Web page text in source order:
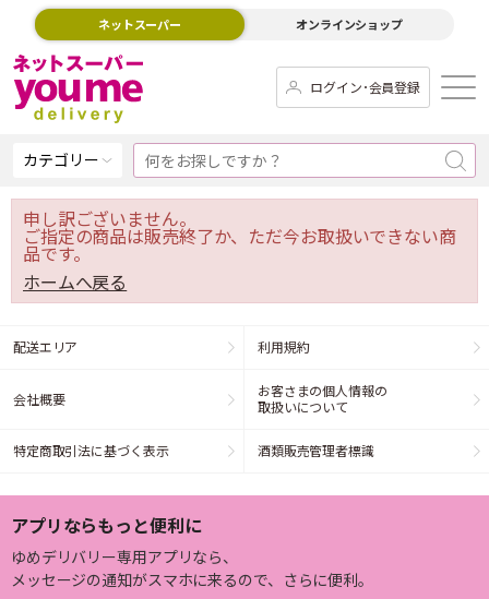
ネットスーパー オンラインショップ
ログイン･会員登録
カテゴリー
申し訳ございません。
ご指定の商品は販売終了か、ただ今お取扱いできない商
品です。
ホームへ戻る
配送エリア 利用規約
会社概要
お客さまの個人情報の
取扱いについて
特定商取引法に基づく表示 酒類販売管理者標識
アプリならもっと便利に
ゆめデリバリー専用アプリなら、
メッセージの通知がスマホに来るので、さらに便利。